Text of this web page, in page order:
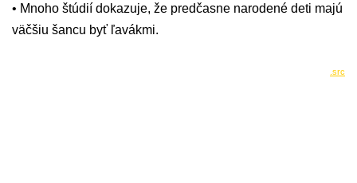
• Mnoho štúdií dokazuje, že predčasne narodené deti majú
väčšiu šancu byť ľavákmi.
.src